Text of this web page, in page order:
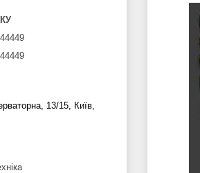
13/15, Київ,